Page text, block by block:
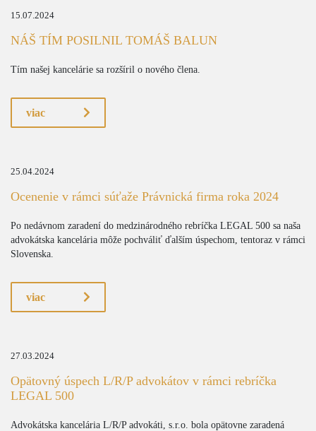
15.07.2024
NÁŠ TÍM POSILNIL TOMÁŠ BALUN
Tím našej kancelárie sa rozšíril o nového člena.
viac
25.04.2024
Ocenenie v rámci súťaže Právnická firma roka 2024
Po nedávnom zaradení do medzinárodného rebríčka LEGAL 500 sa naša
advokátska kancelária môže pochváliť ďalším úspechom, tentoraz v rámci
Slovenska.
viac
27.03.2024
Opätovný úspech L/R/P advokátov v rámci rebríčka
LEGAL 500
Advokátska kancelária L/R/P advokáti, s.r.o. bola opätovne zaradená